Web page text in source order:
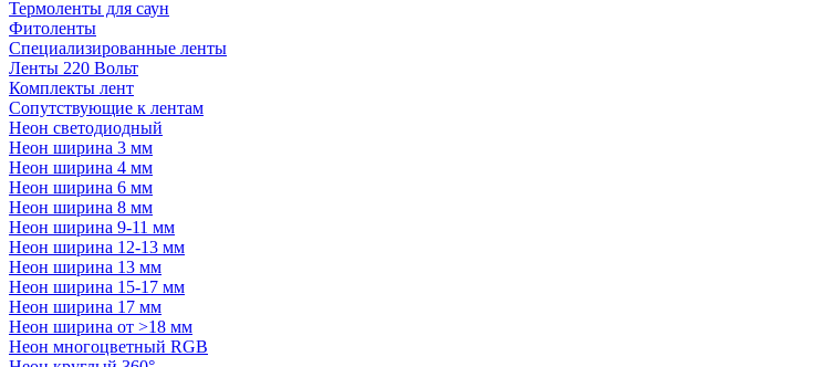
Термоленты для саун
Фитоленты
Специализированные ленты
Ленты 220 Вольт
Комплекты лент
Сопутствующие к лентам
Неон светодиодный
Неон ширина 3 мм
Неон ширина 4 мм
Неон ширина 6 мм
Неон ширина 8 мм
Неон ширина 9-11 мм
Неон ширина 12-13 мм
Неон ширина 13 мм
Неон ширина 15-17 мм
Неон ширина 17 мм
Неон ширина от >18 мм
Неон многоцветный RGB